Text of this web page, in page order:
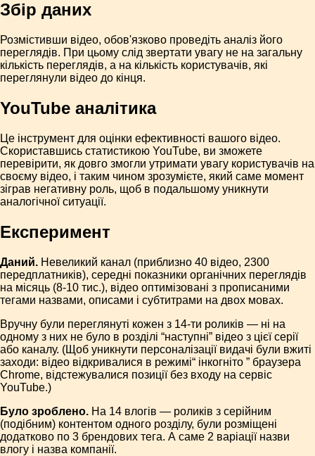
Збір даних
Розмістивши відео, обов'язково проведіть аналіз його
переглядів. При цьому слід звертати увагу не на загальну
кількість переглядів, а на кількість користувачів, які
переглянули відео до кінця.
YouTube аналітика
Це інструмент для оцінки ефективності вашого відео.
Скориставшись статистикою YouTube, ви зможете
перевірити, як довго змогли утримати увагу користувачів на
своєму відео, і таким чином зрозумієте, який саме момент
зіграв негативну роль, щоб в подальшому уникнути
аналогічної ситуації.
Експеримент
Даний. Невеликий канал (приблизно 40 відео, 2300
передплатників), середні показники органічних переглядів
на місяць (8-10 тис.), відео оптимізовані з прописаними
тегами назвами, описами і субтитрами на двох мовах.
Вручну були переглянуті кожен з 14-ти роликів — ні на
одному з них не було в розділі “наступні” відео з цієї серії
або каналу. (Щоб уникнути персоналізації видачі були вжиті
заходи: відео відкривалися в режимі“ інкогніто ” браузера
Chrome, відстежувалися позиції без входу на сервіс
YouTube.)
Було зроблено. На 14 влогів — роликів з серійним
(подібним) контентом одного розділу, були розміщені
додатково по 3 брендових тега. А саме 2 варіації назви
влогу і назва компанії.